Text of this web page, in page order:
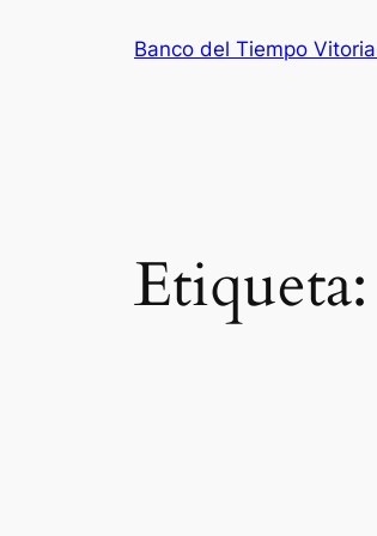
Banco del Tiempo
Etiqueta: